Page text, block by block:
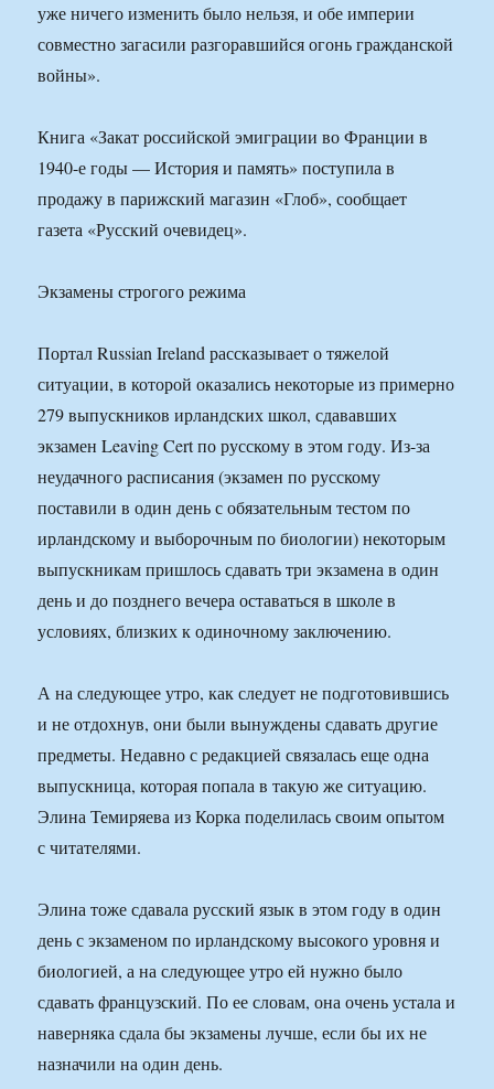
уже ничего изменить было нельзя, и обе империи
совместно загасили разгоравшийся огонь гражданской
войны».
Книга «Закат российской эмиграции во Франции в
1940-е годы — История и память» поступила в
продажу в парижский магазин «Глоб», сообщает
газета «Русский очевидец».
Экзамены строгого режима
Портал Russian Ireland рассказывает о тяжелой
ситуации, в которой оказались некоторые из примерно
279 выпускников ирландских школ, сдававших
экзамен Leaving Cert по русскому в этом году. Из-за
неудачного расписания (экзамен по русскому
поставили в один день с обязательным тестом по
ирландскому и выборочным по биологии) некоторым
выпускникам пришлось сдавать три экзамена в один
день и до позднего вечера оставаться в школе в
условиях, близких к одиночному заключению.
А на следующее утро, как следует не подготовившись
и не отдохнув, они были вынуждены сдавать другие
предметы. Недавно с редакцией связалась еще одна
выпускница, которая попала в такую же ситуацию.
Элина Темиряева из Корка поделилась своим опытом
с читателями.
Элина тоже сдавала русский язык в этом году в один
день с экзаменом по ирландскому высокого уровня и
биологией, а на следующее утро ей нужно было
сдавать французский. По ее словам, она очень устала и
наверняка сдала бы экзамены лучше, если бы их не
назначили на один день.